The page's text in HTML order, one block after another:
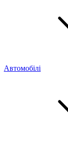
Автомобілі